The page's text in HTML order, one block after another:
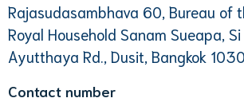
Rajasudasambhava 60, Bureau of
Royal Household Sanam Sueapa, Si
Ayutthaya Rd., Dusit, Bangkok
Contact number